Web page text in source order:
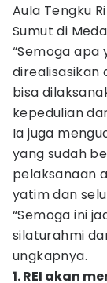
Aula Tengku
Sumut di
“Semoga apa
direalisasikan
bisa
kepedulian
Ia juga
yang sudah
pelaksanaan
yatim dan
“Semoga ini
silaturahmi
ungkapnya.
1. REI akan